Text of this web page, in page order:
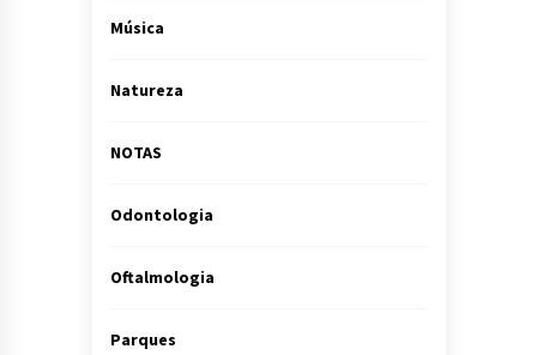
Música
Natureza
NOTAS
Odontologia
Oftalmologia
Parques